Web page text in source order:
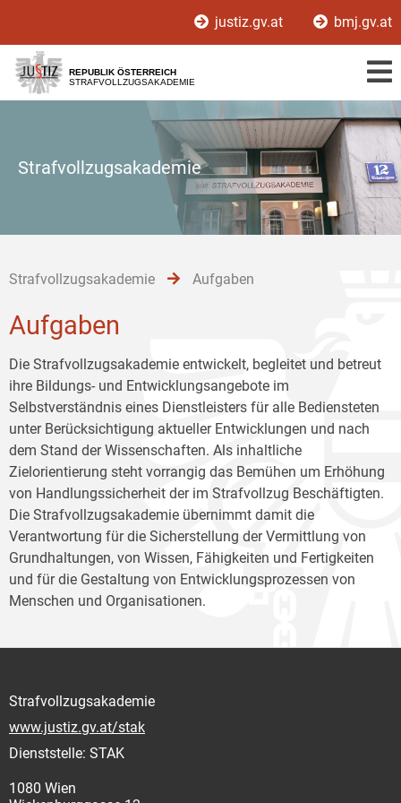
[1]
[2]
[3]
justiz.gv.at bmj.gv.at
REPUBLIK ÖSTERREICH
STRAFVOLLZUGSAKADEMIE
Strafvollzugsakademie
Strafvollzugsakademie Aufgaben
Aufgaben
Die Strafvollzugsakademie entwickelt, begleitet und betreut
ihre Bildungs- und Entwicklungsangebote im
Selbstverständnis eines Dienstleisters für alle Bediensteten
unter Berücksichtigung aktueller Entwicklungen und nach
dem Stand der Wissenschaften. Als inhaltliche
Zielorientierung steht vorrangig das Bemühen um Erhöhung
von Handlungssicherheit der im Strafvollzug Beschäftigten.
Die Strafvollzugsakademie übernimmt damit die
Verantwortung für die Sicherstellung der Vermittlung von
Grundhaltungen, von Wissen, Fähigkeiten und Fertigkeiten
und für die Gestaltung von Entwicklungsprozessen von
Menschen und Organisationen.
Strafvollzugsakademie
www.justiz.gv.at/stak
Dienststelle: STAK
1080 Wien